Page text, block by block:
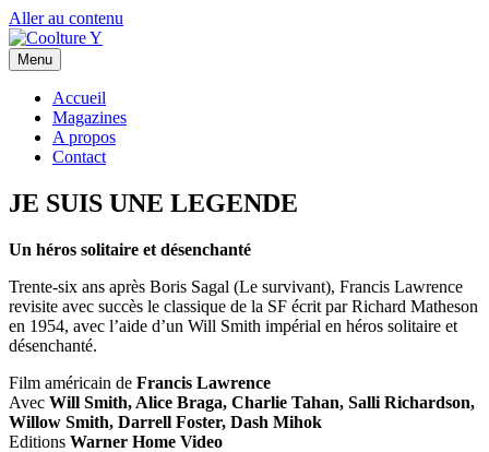
Aller au contenu
Menu
Accueil
Magazines
A propos
Contact
JE SUIS UNE LEGENDE
Un héros solitaire et désenchanté
Trente-six ans après Boris Sagal (Le survivant), Francis Lawrence
revisite avec succès le classique de la SF écrit par Richard Matheson
en 1954, avec l’aide d’un Will Smith impérial en héros solitaire et
désenchanté.
Film américain de Francis Lawrence
Avec Will Smith, Alice Braga, Charlie Tahan, Salli Richardson,
Willow Smith, Darrell Foster, Dash Mihok
Editions Warner Home Video